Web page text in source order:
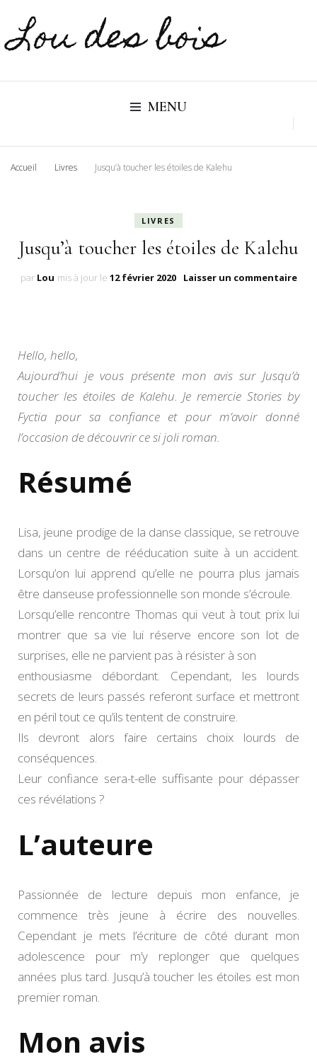
Lou des bois
MENU
Accueil Livres Jusqu’à toucher les étoiles de Kalehu
LIVRES
Jusqu’à toucher les étoiles de Kalehu
par Lou mis à jour le 12 février 2020 Laisser un commentairesur
Hello, hello,
Aujourd’hui je vous présente mon avis sur Jusqu’à
toucher les étoiles de Kalehu. Je remercie Stories by
Fyctia pour sa confiance et pour m’avoir donné
l’occasion de découvrir ce si joli roman.
Résumé
Lisa, jeune prodige de la danse classique, se retrouve
dans un centre de rééducation suite à un accident.
Lorsqu’on lui apprend qu’elle ne pourra plus jamais
être danseuse professionnelle son monde s’écroule.
Lorsqu’elle rencontre Thomas qui veut à tout prix lui
montrer que sa vie lui réserve encore son lot de
surprises, elle ne parvient pas à résister à son
enthousiasme débordant. Cependant, les lourds
secrets de leurs passés referont surface et mettront
en péril tout ce qu’ils tentent de construire.
Ils devront alors faire certains choix lourds de
conséquences.
Leur confiance sera-t-elle suffisante pour dépasser
ces révélations ?
L’auteure
Passionnée de lecture depuis mon enfance, je
commence très jeune à écrire des nouvelles.
Cependant je mets l’écriture de côté durant mon
adolescence pour m’y replonger que quelques
années plus tard. Jusqu’à toucher les étoiles est mon
premier roman.
Mon avis